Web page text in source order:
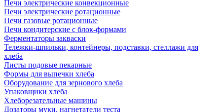
Печи электрические конвекционные
Печи электрические ротационные
Печи газовые ротационные
Печи кондитерские с блок-формами
Ферментаторы закваски
Тележки-шпильки, контейнеры, подставки, стеллажи для
хлеба
Листы подовые пекарные
Формы для выпечки хлеба
Оборудование для зернового хлеба
Упаковщики хлеба
Хлеборезательные машины
Дозаторы муки, нагнетатели теста